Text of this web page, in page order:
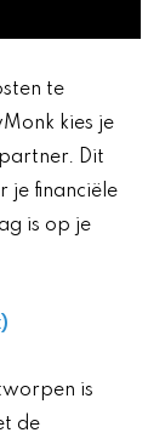
te
kies je
Dit
je financiële
is op je
is
de